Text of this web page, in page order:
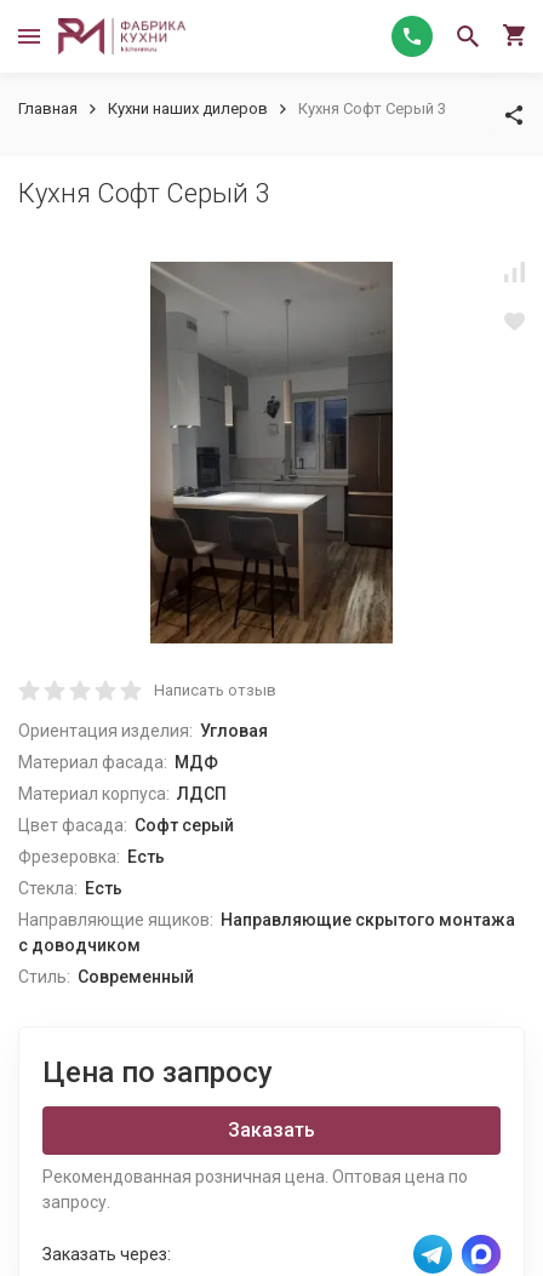
Главная Кухни наших дилеров Кухня Софт Серый 3
Кухня Софт Серый 3
Написать отзыв
Ориентация изделия: Угловая
Материал фасада: МДФ
Материал корпуса: ЛДСП
Цвет фасада: Софт серый
Фрезеровка: Есть
Стекла: Есть
Направляющие ящиков: Направляющие скрытого монтажа
с доводчиком
Стиль: Современный
Цена по запросу
Заказать
Рекомендованная розничная цена. Оптовая цена по
запросу.
Заказать через: